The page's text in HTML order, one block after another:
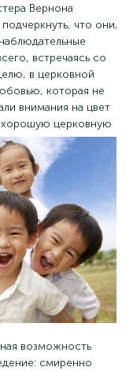
Вернона
что они,
встречаясь со
в церковной
которая не
внимания на цвет
хорошую церковную
возможность
смиренно